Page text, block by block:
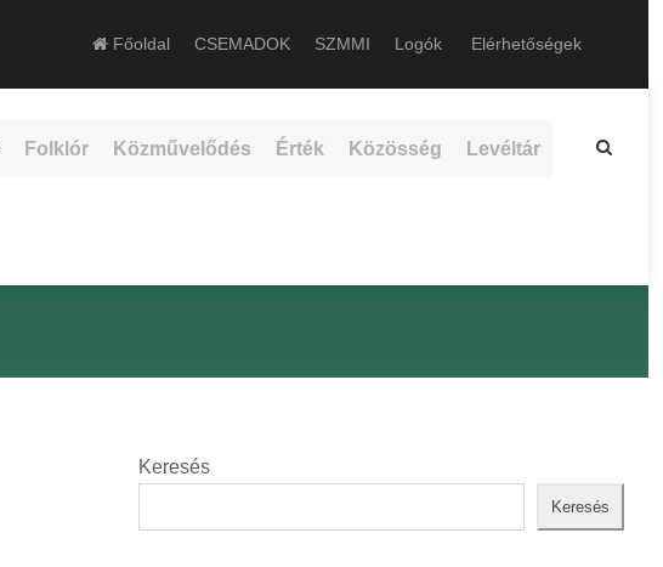
Főoldal CSEMADOK SZMMI Logók Elérhetőségek
Folklór Közművelődés Érték Közösség Levéltár
Keresés
Keresés